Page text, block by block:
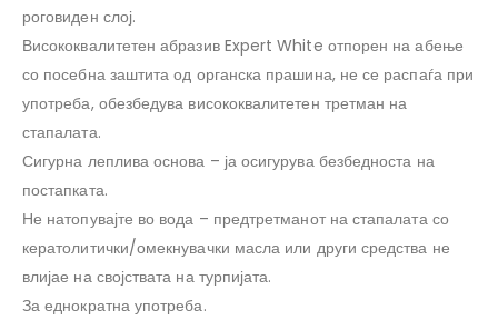
роговиден слој.
Висококвалитетен абразив Expert White отпорен на абење
со посебна заштита од органска прашина, не се распаѓа при
употреба, обезбедува висококвалитетен третман на
стапалата.
Сигурна леплива основа – ја осигурува безбедноста на
постапката.
Не натопувајте во вода – предтретманот на стапалата со
кератолитички/омекнувачки масла или други средства не
влијае на својствата на турпијата.
За еднократна употреба.